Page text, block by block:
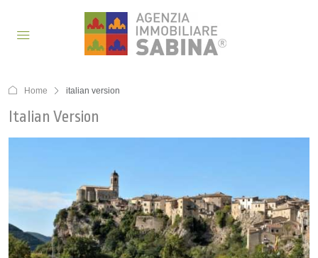
Home italian version
Italian Version